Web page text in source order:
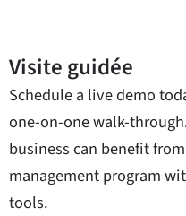
Visite guidée
Schedule a live demo
one-on-one walk-
business can benefit
management program
tools.